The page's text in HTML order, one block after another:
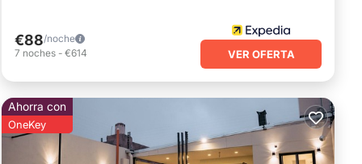
€88/noche
7 noches - €614 VER OFERTA
Ahorra con
OneKey